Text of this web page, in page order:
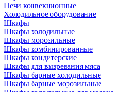
Печи конвекционные
Холодильное оборудование
Шкафы
Шкафы холодильные
Шкафы морозильные
Шкафы комбинированные
Шкафы кондитерские
Шкафы для вызревания мяса
Шкафы барные холодильные
Шкафы барные морозильные